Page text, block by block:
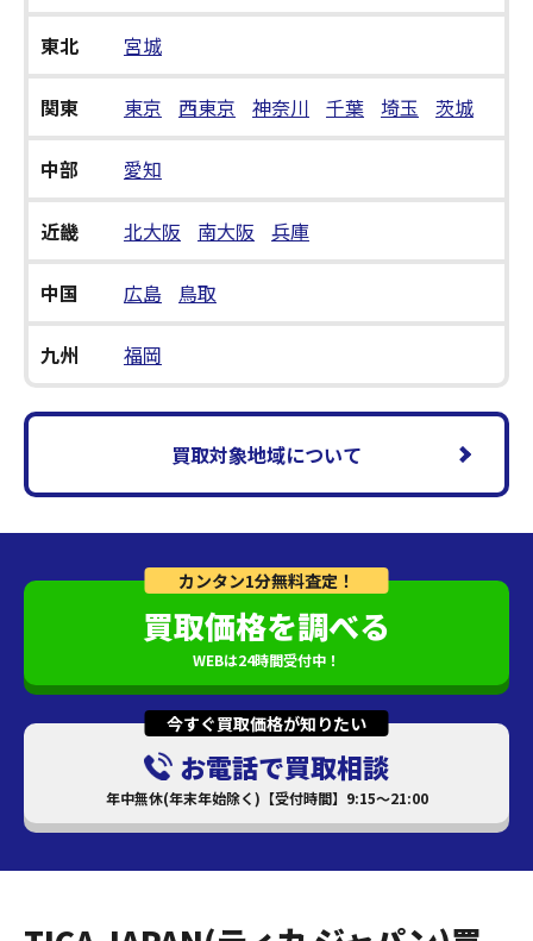
東北 宮城
関東 東京 西東京 神奈川 千葉 埼玉 茨城
中部 愛知
近畿 北大阪 南大阪 兵庫
中国 広島 鳥取
九州 福岡
買取対象地域について
カンタン1分無料査定！
買取価格を調べる
WEBは24時間受付中！
今すぐ買取価格が知りたい
お電話で買取相談
年中無休(年末年始除く)【受付時間】9:15～21:00